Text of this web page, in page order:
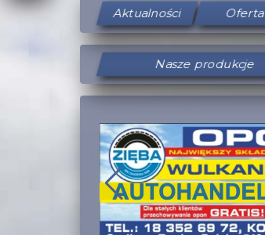
Aktualności Oferta
Nasze produkcje